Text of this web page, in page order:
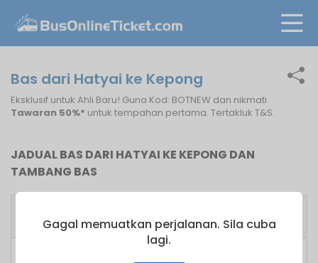
Bas dari Hatyai ke Kepong
Eksklusif untuk Ahli Baru! Guna Kod: BOTNEW dan nikmati
Tawaran 50%* untuk tempahan pertama. Tertakluk T&S.
JADUAL BAS DARI HATYAI KE KEPONG DAN
TAMBANG BAS
Pertama
dari
Gagal memuatkan perjalanan. Sila cuba
lagi.